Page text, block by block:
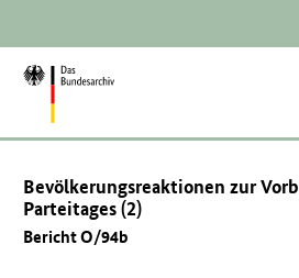
Zur
Bevölkerungsreaktionen zur
Parteitages (2)
Bericht O/94b